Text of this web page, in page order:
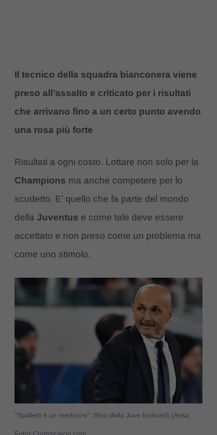
Il tecnico della squadra bianconera viene
preso all’assalto e criticato per i risultati
che arrivano fino a un certo punto avendo
una rosa più forte
Risultati a ogni costo. Lottare non solo per la
Champions ma anche competere per lo
scudetto. E’ quello che fa parte del mondo
della Juventus e come tale deve essere
accettato e non preso come un problema ma
come uno stimolo.
“Spalletti è un mediocre”: tifosi della Juve furibondi (Ansa
Foto) Controcalcio.com